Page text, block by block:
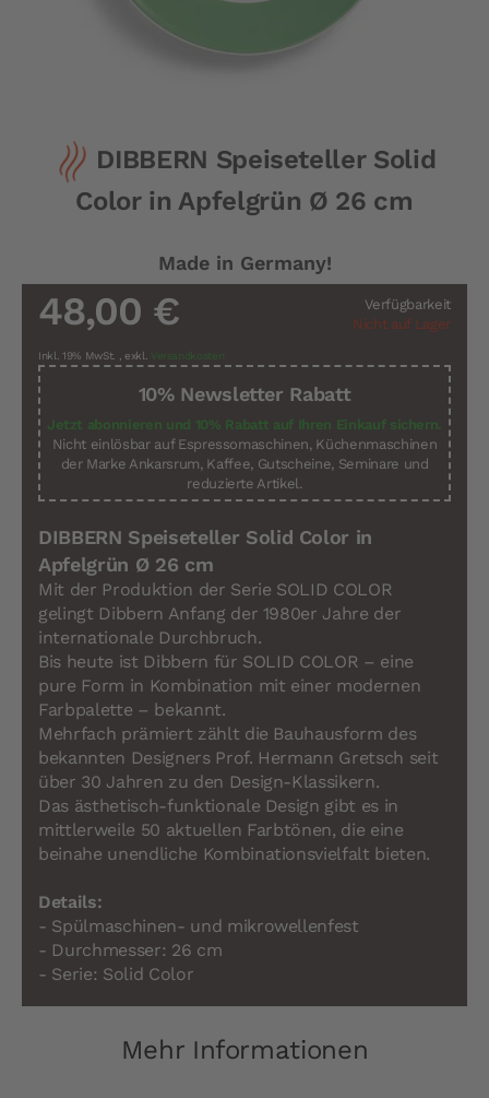
Anfang
Bildergalerie
DIBBERN Speiseteller Solid
Color in Apfelgrün Ø 26 cm
Made in Germany!
Verfügbarkeit
Nicht auf Lager
48,00 €
Inkl. 19% MwSt. , exkl. Versandkosten
10% Newsletter Rabatt
Jetzt abonnieren und 10% Rabatt auf Ihren Einkauf sichern.
Nicht einlösbar auf Espressomaschinen, Küchenmaschinen
der Marke Ankarsrum, Kaffee, Gutscheine, Seminare und
reduzierte Artikel.
DIBBERN Speiseteller Solid Color in
Apfelgrün Ø 26 cm
Mit der Produktion der Serie SOLID COLOR
gelingt Dibbern Anfang der 1980er Jahre der
internationale Durchbruch.
Bis heute ist Dibbern für SOLID COLOR – eine
pure Form in Kombination mit einer modernen
Farbpalette – bekannt.
Mehrfach prämiert zählt die Bauhausform des
bekannten Designers Prof. Hermann Gretsch seit
über 30 Jahren zu den Design-Klassikern.
Das ästhetisch-funktionale Design gibt es in
mittlerweile 50 aktuellen Farbtönen, die eine
beinahe unendliche Kombinationsvielfalt bieten.
Details:
- Spülmaschinen- und mikrowellenfest
- Durchmesser: 26 cm
- Serie: Solid Color
Mehr Informationen